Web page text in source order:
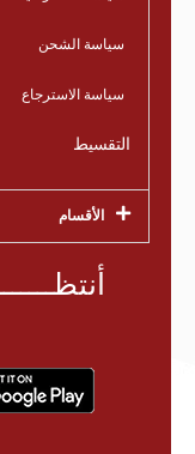
سياسة الشحن
سياسة الاسترجاع
التقسيط
الأقسام